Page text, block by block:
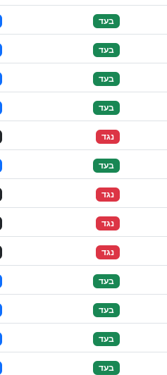
בעד
בעד
בעד
בעד
נגד
בעד
נגד
נגד
נגד
בעד
בעד
בעד
בעד